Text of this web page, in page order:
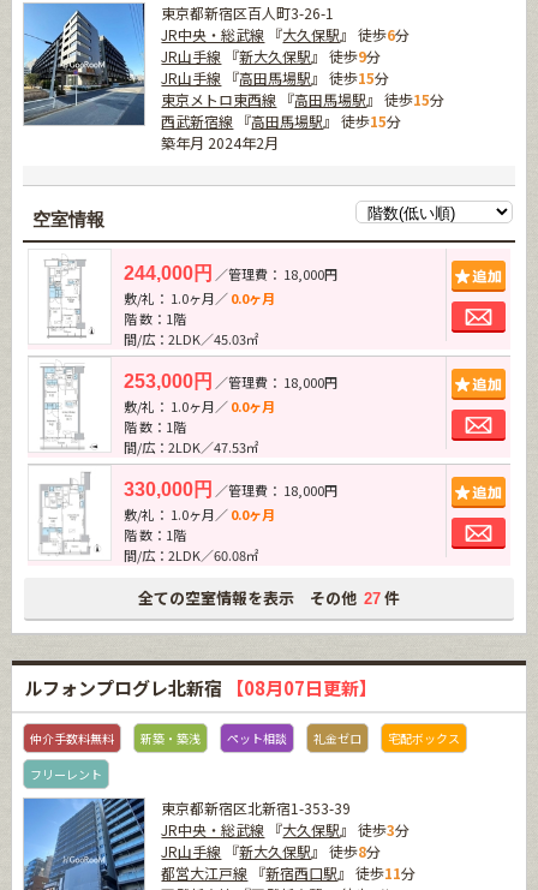
東京都新宿区百人町3-26-1
JR中央・総武線 『大久保駅』 徒歩6分
JR山手線 『新大久保駅』 徒歩9分
JR山手線 『高田馬場駅』 徒歩15分
東京メトロ東西線 『高田馬場駅』 徒歩15分
西武新宿線 『高田馬場駅』 徒歩15分
築年月 2024年2月
空室情報
244,000円 ／管理費： 18,000円
敷/礼： 1.0ヶ月／0.0ヶ月
階 数：1階
間/広：2LDK／45.03㎡
253,000円 ／管理費： 18,000円
敷/礼： 1.0ヶ月／0.0ヶ月
階 数：1階
間/広：2LDK／47.53㎡
330,000円 ／管理費： 18,000円
敷/礼： 1.0ヶ月／0.0ヶ月
階 数：1階
間/広：2LDK／60.08㎡
全ての空室情報を表示 その他 27 件
ルフォンプログレ北新宿 【08月07日更新】
仲介手数料無料 新築・築浅 ペット相談 礼金ゼロ
宅配ボックス
フリーレント
東京都新宿区北新宿1-353-39
JR中央・総武線 『大久保駅』 徒歩3分
JR山手線 『新大久保駅』 徒歩8分
都営大江戸線 『新宿西口駅』 徒歩11分